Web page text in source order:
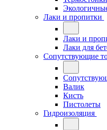
Лаки и пропитки
Лаки и
Лаки для
Сопутствующие
Валик
Кисть
Пистолеты
Гидроизоляция